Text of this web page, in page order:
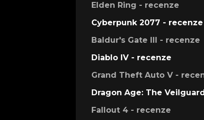
Elden Ring - recenze
Cyberpunk 2077 - recenze
Baldur's Gate III - recenze
Diablo IV - recenze
Grand Theft Auto V -
Dragon Age: The
Fallout 4 - recenze